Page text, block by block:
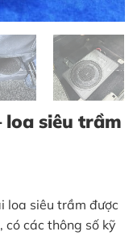
loa siêu trầm
loa siêu trầm được
các thông số kỹ